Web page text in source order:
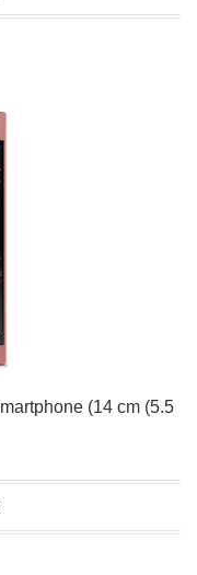
(14 cm (5.5